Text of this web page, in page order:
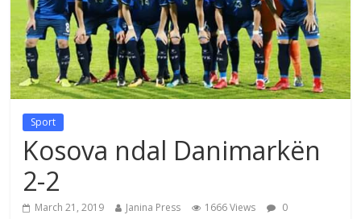
Sport
Kosova ndal Danimarkën
2-2
March 21, 2019 Janina Press 1666 Views
0